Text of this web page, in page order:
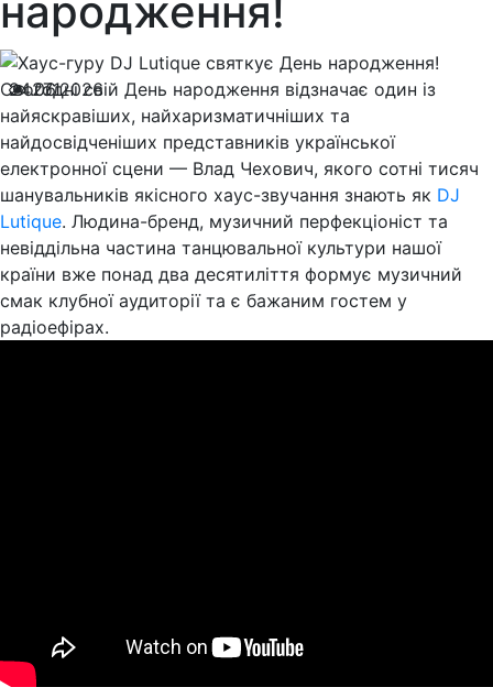
народження!
24.06.2026
271
Сьогодні свій День народження відзначає один із
найяскравіших, найхаризматичніших та
найдосвідченіших представників української
електронної сцени — Влад Чехович, якого сотні тисяч
шанувальників якісного хаус-звучання знають як DJ
Lutique. Людина-бренд, музичний перфекціоніст та
невіддільна частина танцювальної культури нашої
країни вже понад два десятиліття формує музичний
смак клубної аудиторії та є бажаним гостем у
радіоефірах.